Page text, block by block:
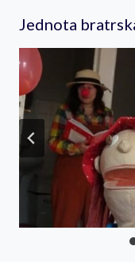
obsah
Jednota